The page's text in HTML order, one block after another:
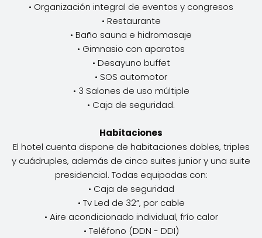
• Organización integral de eventos y congresos
• Restaurante
• Baño sauna e hidromasaje
• Gimnasio con aparatos
• Desayuno buffet
• SOS automotor
• 3 Salones de uso múltiple
• Caja de seguridad.
Habitaciones
El hotel cuenta dispone de habitaciones dobles, triples
y cuádruples, además de cinco suites junior y una suite
presidencial. Todas equipadas con:
• Caja de seguridad
• Tv Led de 32”, por cable
• Aire acondicionado individual, frío calor
• Teléfono (DDN - DDI)